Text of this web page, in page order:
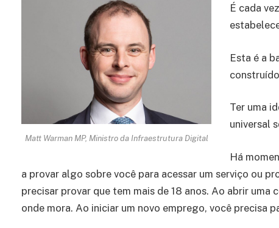
Matt Warman MP, Ministro da Infraestrutura Digital
É cada
Esta é a
Ter uma
universal
Há
a provar algo sobre você para acessar um serviço ou
precisar provar que tem mais de 18 anos. Ao abrir
onde mora. Ao iniciar um novo emprego, você precisa